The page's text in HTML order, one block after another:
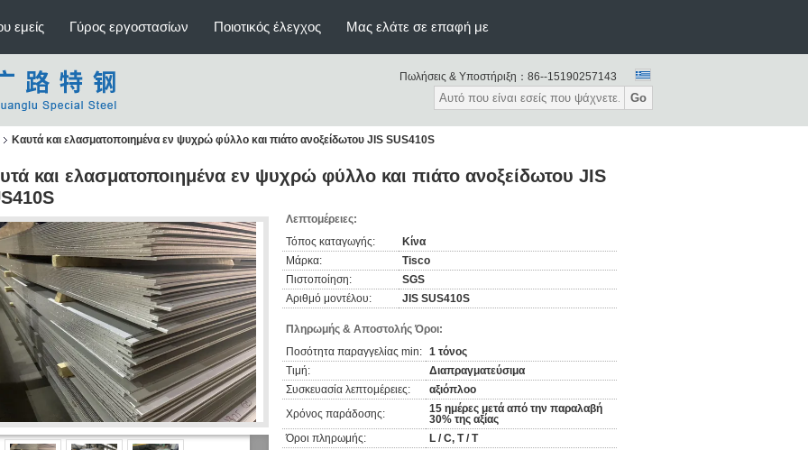
εμείς Γύρος εργοστασίων Ποιοτικός έλεγχος Μας ελάτε σε επαφή με
Πωλήσεις & Υποστήριξη： 86--15190257143
Go
Καυτά και ελασματοποιημένα εν ψυχρώ φύλλο και πιάτο ανοξείδωτου JIS SUS410S
και ελασματοποιημένα εν ψυχρώ φύλλο και πιάτο ανοξείδωτου JIS
Λεπτομέρειες:
Τόπος καταγωγής:
Κίνα
Μάρκα:
Tisco
Πιστοποίηση:
SGS
Αριθμό μοντέλου:
JIS SUS410S
Πληρωμής & Αποστολής Όροι:
Ποσότητα παραγγελίας min: 1 τόνος
Τιμή:
Διαπραγματεύσιμα
Συσκευασία λεπτομέρειες:
αξιόπλοο
Χρόνος παράδοσης:
15 ημέρες μετά από την παραλαβή
30% της αξίας
Όροι πληρωμής:
L / C, T / T